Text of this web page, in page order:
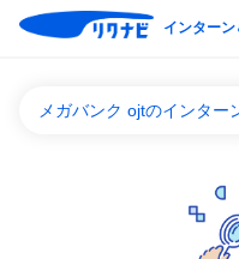
インターン
メガバンク ojtのインター